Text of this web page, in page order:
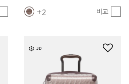
2 비교
3D